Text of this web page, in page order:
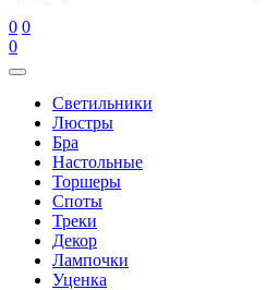
0 0
0
Cветильники
Люстры
Бра
Настольные
Торшеры
Споты
Треки
Декор
Лампочки
Уценка